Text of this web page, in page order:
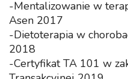
-Mentalizowanie w
Asen 2017
-Dietoterapia w
2018
-Certyfikat TA 101 w